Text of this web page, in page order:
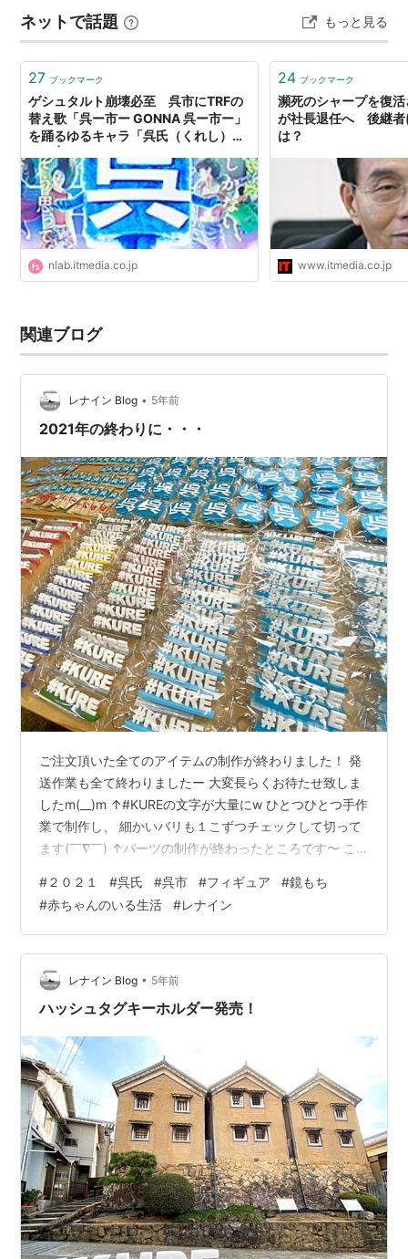
仕様なんだな 裏は呉氏が配達中、オモ…
ネットで話題 もっと見る
27 ブックマーク
ゲシュタルト崩壊必至 呉市にTRFの
替え歌「呉ー市ー GONNA 呉ー市ー」
を踊るゆるキャラ「呉氏（くれし）」
nlab.itmedia.co.jp
24 ブックマーク
瀕死のシャープを復
が社長退任へ 後継者
は？
www.itmedia.co.jp
関連ブログ
レナイン Blog • 5年前
2021年の終わりに・・・
ご注文頂いた全てのアイテムの制作が終わりました！ 発
送作業も全て終わりましたー 大変長らくお待たせ致しま
したm(__)m ↑#KUREの文字が大量にw ひとつひとつ手作
業で制作し、 細かいバリも１こずつチェックして切って
ます(￣∇￣) ↑パーツの制作が終わったところです〜 こ
す( ´∀｀) こんなに大量にいたら可愛いですよね！ ちゃぶ
台の足がついて完成 アイコン型チャームも可愛い♡ 綺麗
に整列っ！ 青いお餅が大量にっw 顔を入れるとめちゃい
い感じになります。 ミニチュアでもちゃんとお餅らしさ
が出てますよ〜 ちなみに！ 台座の木も全てレナイン製
で…
#２０２１ #呉氏 #呉市 #フィギュア #鏡もち
#赤ちゃんのいる生活 #レナイン
レナイン Blog • 5年前
ハッシュタグキーホルダー発売！